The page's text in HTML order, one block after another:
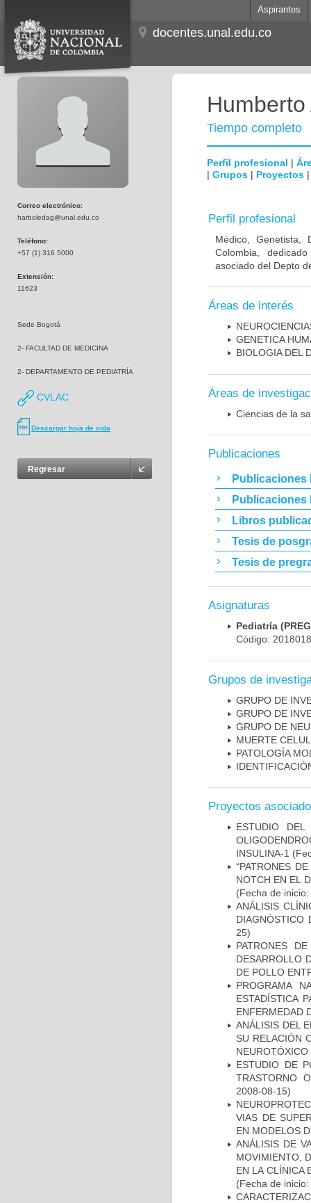
Aspirantes
docentes.unal.edu.co
Correo electrónico:
harboledag@unal.edu.co
Teléfono:
+57 (1) 316 5000
Extensión:
11623
Sede Bogotá
2- FACULTAD DE MEDICINA
2- DEPARTAMENTO DE PEDIATRÍA
CVLAC
Descargar hoja de vida
Regresar
Tiempo completo
Perfil profesional |
| Grupos | Proyectos
Perfil profesional
Médico, Genetista,
Colombia,
asociado del Depto
Áreas de interés
GENETICA
BIOLOGIA DEL
Áreas de
Ciencias de la
Publicaciones
Publicaciones
Publicaciones
Libros
Tesis de
Tesis de
Asignaturas
Pediatría
Código:
Grupos de
GRUPO DE
GRUPO DE
GRUPO DE
MUERTE
PATOLOGÍA
Proyectos
ESTUDIO
INSULINA-1
“PATRONES
NOTCH EN EL
(Fecha de
ANÁLISIS
DIAGNÓSTICO
25)
PATRONES
DESARROLLO
DE POLLO
PROGRAMA
ESTADÍSTICA
ENFERMEDAD
ANÁLISIS DEL
SU RELACIÓN
NEUROTÓXICO
ESTUDIO DE
TRASTORNO
2008-08-15)
VIAS DE
EN MODELOS
ANÁLISIS DE
MOVIMIENTO,
EN LA CLÍNICA
(Fecha de